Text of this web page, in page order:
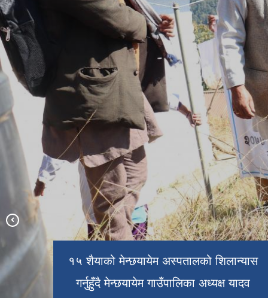
१५ शैयाको मेन्छयायेम अस्पतालको शिलान्यास
गर्नुहुँदै मेन्छयायेम गाउँपालिका अध्यक्ष यादव
छैटौं गाउँसभाको संयुक्त रूपमा उद्घाटन गर्नुहुँदै
गाउँपालिका अध्यक्ष यादव बहादुर खापुङ्ग र
मेन्छयायेम गाउँपालिका विशेष अधिवेशनपछिको